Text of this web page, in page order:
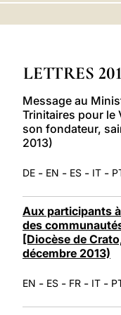
LETTRES
Message au
Trinitaires pour le
son fondateur,
2013)
DE - EN - ES - IT -
Aux participants
des
[Diocèse de
décembre 2013)
EN - ES - FR - IT -